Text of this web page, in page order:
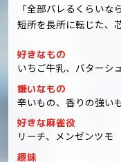
「全部バレるくらい
短所を長所に転じた、
好きなもの
いちご牛乳、バターシ
嫌いなもの
辛いもの、香りの強い
好きな麻雀役
リーチ、メンゼンツモ
趣味